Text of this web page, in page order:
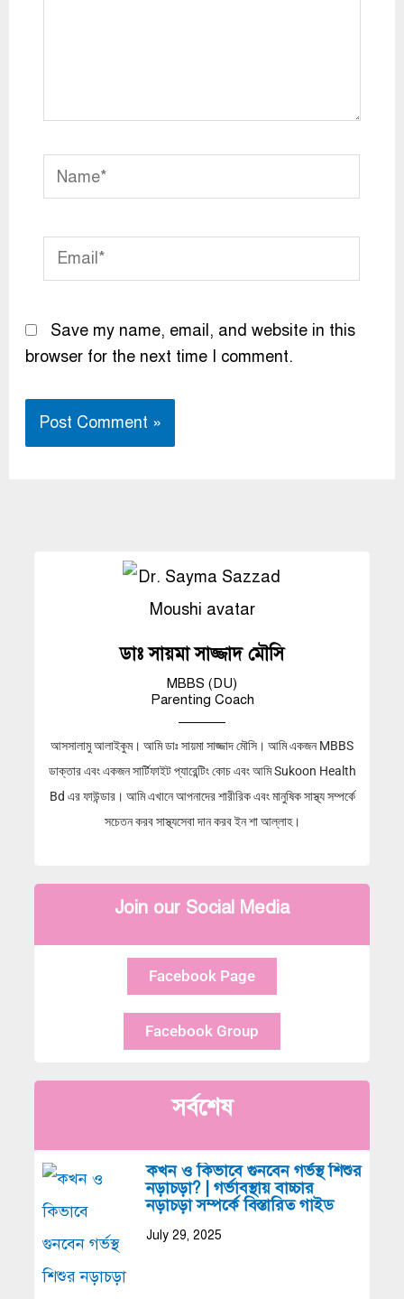
Name*
Email*
Save my name, email, and website in this
browser for the next time I comment.
ডাঃ সায়মা সাজ্জাদ মৌসি
MBBS (DU)
Parenting Coach
আসসালামু আলাইকুম। আমি ডাঃ সায়মা সাজ্জাদ মৌসি। আমি একজন MBBS
ডাক্তার এবং একজন সার্টিফাইট প্যারেন্টিং কোচ এবং আমি Sukoon Health
Bd এর ফাউন্ডার। আমি এখানে আপনাদের শারীরিক এবং মানুষিক সাস্থ্য সম্পর্কে
সচেতন করব সাস্থ্যসেবা দান করব ইন শা আল্লাহ।
Join our Social Media
Facebook Page
Facebook Group
সর্বশেষ
কখন ও কিভাবে গুনবেন গর্ভস্থ শিশুর
নড়াচড়া? | গর্ভাবস্থায় বাচ্চার
নড়াচড়া সম্পর্কে বিস্তারিত গাইড
July 29, 2025